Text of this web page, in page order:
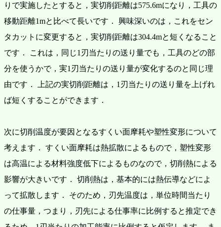
りで実施したとすると，実切削距離は575.6mになり，工具の
移動距離1mと比べて長いです．
興味深いのは，これをセン
タカットに変更すると，実切削距離は304.4mと短くなること
です．
これは，同じ1刃当たりの送り量でも，工具のどの部
分を使うかで，実1刃当たりの送り量が変化するのと同じ理
由です．
上記の実切削距離は，1刃当たりの送り量を上げれ
ば短くすることができます．
次に切削温度が要因となるすくい面摩耗や塑性変形について
考えます．
すくい面摩耗は熱拡散によるもので，塑性変形
は高温による材料強度低下によるものなので，切削熱による
影響が大きいです．
切削熱は，基本的には熱伝導などによ
って拡散します．
そのため，刃先温度は，単位時間当たり
の仕事量，つまり，刃先による仕事率に比例すると推定でき